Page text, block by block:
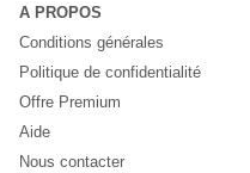
A PROPOS
Conditions générales
Politique de confidentialité
Offre Premium
Aide
Nous contacter